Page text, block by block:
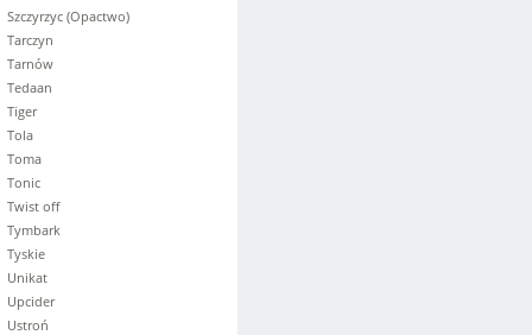
Szczyrzyc (Opactwo)
Tarczyn
Tarnów
Tedaan
Tiger
Tola
Toma
Tonic
Twist off
Tymbark
Tyskie
Unikat
Upcider
Ustroń